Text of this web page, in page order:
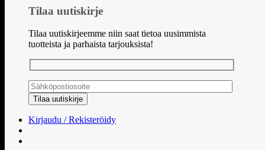
Tilaa uutiskirje
Tilaa uutiskirjeemme niin saat tietoa uusimmista
tuotteista ja parhaista tarjouksista!
Kirjaudu / Rekisteröidy